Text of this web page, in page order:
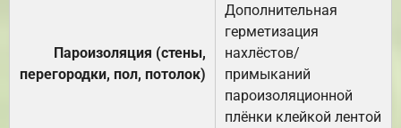
Пароизоляция (стены,
перегородки, пол, потолок)
Дополнительная
герметизация
нахлёстов/
примыканий
пароизоляционной
плёнки клейкой лентой